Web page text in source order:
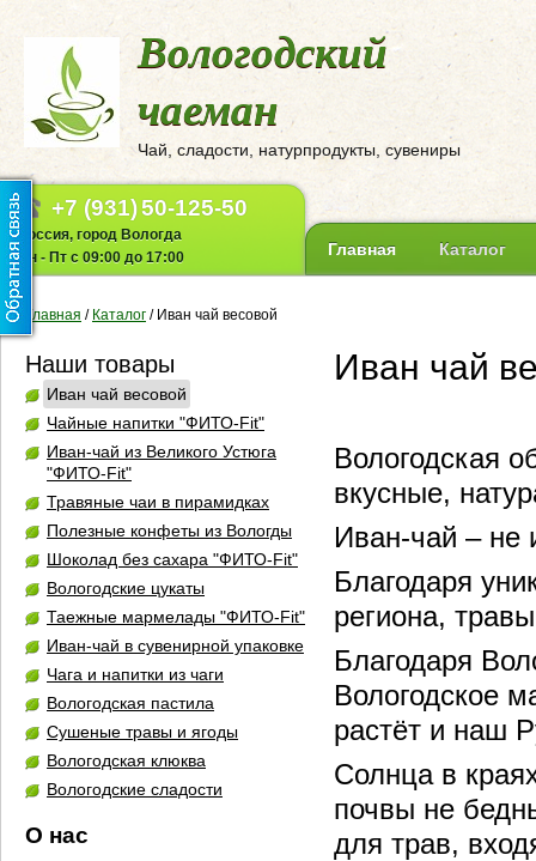
Вологодский
чаеман
Чай, сладости, натурпродукты, сувениры
+7 (931)50-125-50
Россия, город Вологда
Пн - Пт с 09:00 до 17:00
Главная Каталог
Главная / Каталог / Иван чай весовой
Наши товары
Иван чай весовой
Чайные напитки "ФИТО-Fit"
Иван-чай из Великого Устюга
"ФИТО-Fit"
Травяные чаи в пирамидках
Полезные конфеты из Вологды
Шоколад без сахара "ФИТО-Fit"
Вологодские цукаты
Таежные мармелады "ФИТО-Fit"
Иван-чай в сувенирной упаковке
Чага и напитки из чаги
Вологодская пастила
Сушеные травы и ягоды
Вологодская клюква
Вологодские сладости
О нас
Иван чай
Вологодская
вкусные,
Иван-чай – не
Благодаря
региона,
Благодаря
Вологодское
растёт и наш
Солнца в
почвы не
для трав,